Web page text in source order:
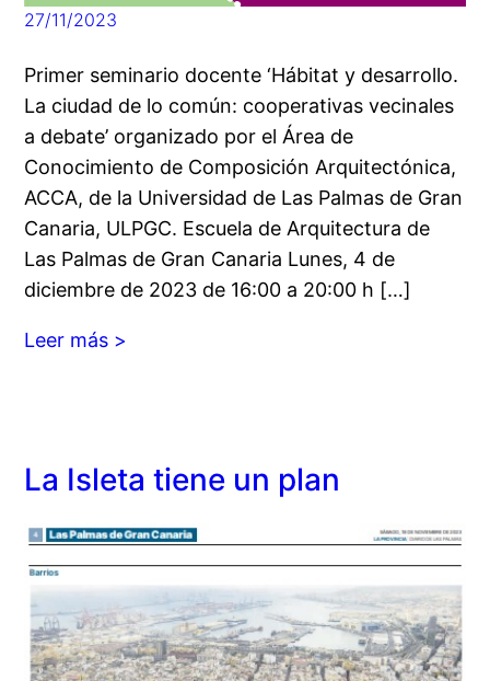
27/11/2023
Primer seminario docente ‘Hábitat y desarrollo.
La ciudad de lo común: cooperativas vecinales
a debate’ organizado por el Área de
Conocimiento de Composición Arquitectónica,
ACCA, de la Universidad de Las Palmas de Gran
Canaria, ULPGC. Escuela de Arquitectura de
Las Palmas de Gran Canaria Lunes, 4 de
diciembre de 2023 de 16:00 a 20:00 h […]
Leer más >
La Isleta tiene un plan